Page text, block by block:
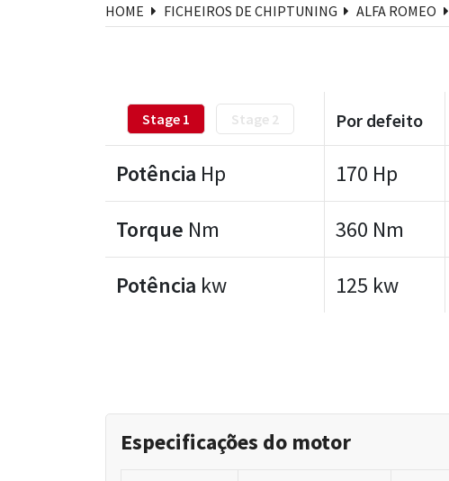
HOME FICHEIROS DE CHIPTUNING ALFA ROMEO
Stage 1 Stage 2 Por defeito
Potência Hp 170 Hp
Torque Nm 360 Nm
Potência kw 125 kw
Especificações do motor